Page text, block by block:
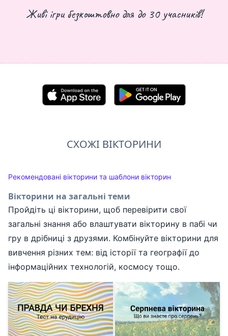
Живі ігри безкоштовно для до 30 учасників!
СХОЖІ ВІКТОРИНИ
Рекомендовані вікторини та шаблони вікторин
Вікторини на загальні теми
Пройдіть ці вікторини, щоб перевірити свої
загальні знання або влаштувати вікторину в пабі чи
гру в дрібниці з друзями. Комбінуйте вікторини для
вивчення різних тем: від історії та географії до
інформаційних технологій, космосу тощо.